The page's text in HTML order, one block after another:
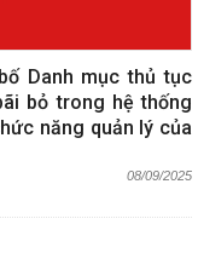
Danh mục thủ tục
bỏ trong hệ thống
năng quản lý của
08/09/2025